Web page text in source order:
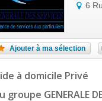
6
Ajouter à ma sélection
à domicile Privé
groupe GENERALE